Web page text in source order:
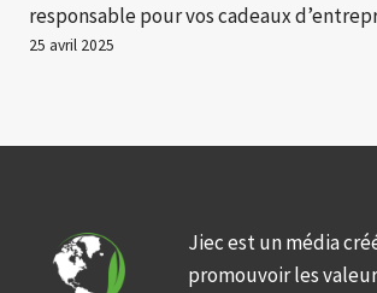
responsable pour vos cadeaux
25 avril 2025
Jiec est un média
promouvoir les